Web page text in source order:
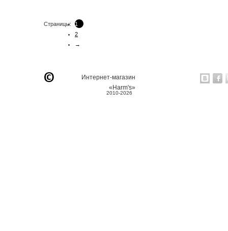
Страницы:
1
2
→
Интернет-магазин
«Harm's»
2010-2026